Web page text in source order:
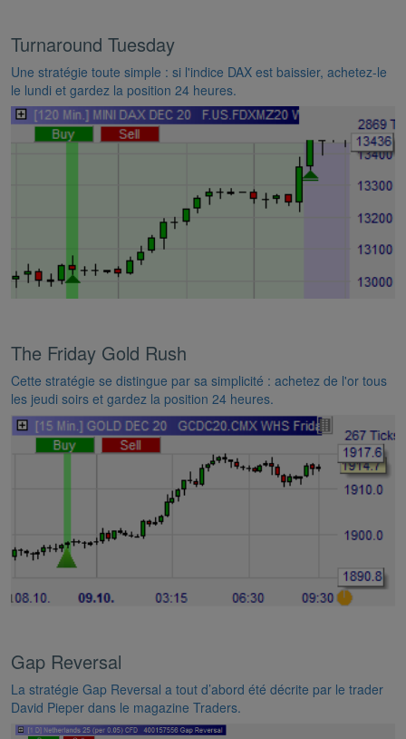
Turnaround Tuesday
Une stratégie toute simple : si l'indice DAX est baissier, achetez-le
le lundi et gardez la position 24 heures.
The Friday Gold Rush
Cette stratégie se distingue par sa simplicité : achetez de l'or tous
les jeudi soirs et gardez la position 24 heures.
Gap Reversal
La stratégie Gap Reversal a tout d’abord été décrite par le trader
David Pieper dans le magazine Traders.